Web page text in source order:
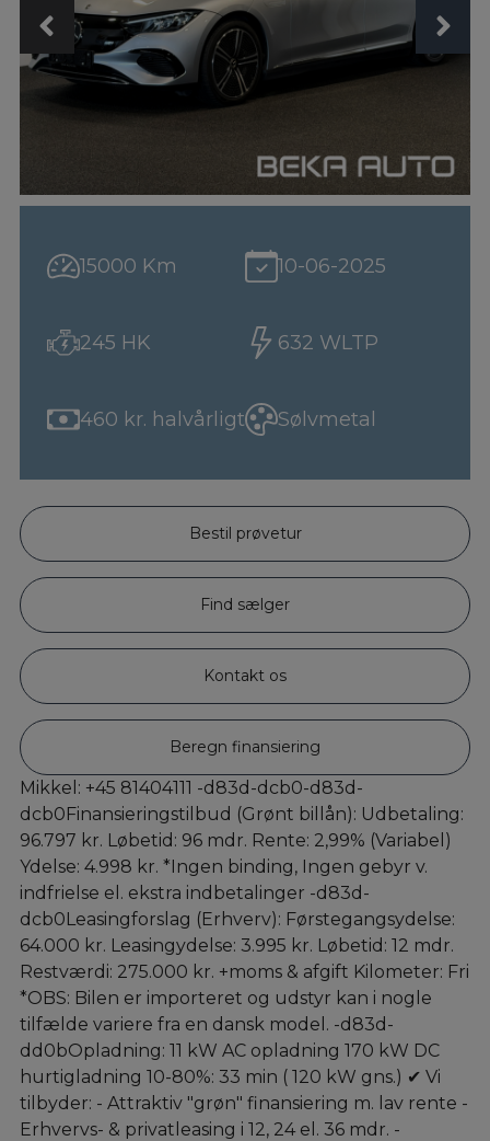
15000 Km 10-06-2025
245 HK 632 WLTP
460 kr. halvårligt Sølvmetal
Bestil prøvetur
Find sælger
Kontakt os
Beregn finansiering
Mikkel: +45 81404111 -d83d-dcb0-d83d-
dcb0Finansieringstilbud (Grønt billån): Udbetaling:
96.797 kr. Løbetid: 96 mdr. Rente: 2,99% (Variabel)
Ydelse: 4.998 kr. *Ingen binding, Ingen gebyr v.
indfrielse el. ekstra indbetalinger -d83d-
dcb0Leasingforslag (Erhverv): Førstegangsydelse:
64.000 kr. Leasingydelse: 3.995 kr. Løbetid: 12 mdr.
Restværdi: 275.000 kr. +moms & afgift Kilometer: Fri
*OBS: Bilen er importeret og udstyr kan i nogle
tilfælde variere fra en dansk model. -d83d-
dd0bOpladning: 11 kW AC opladning 170 kW DC
hurtigladning 10-80%: 33 min ( 120 kW gns.) ✔ Vi
tilbyder: - Attraktiv "grøn" finansiering m. lav rente -
Erhvervs- & privatleasing i 12, 24 el. 36 mdr. -